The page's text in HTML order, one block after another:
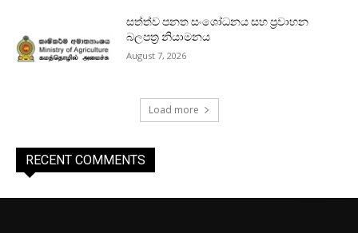
සත්ත්ව පනත සංශෝධනය සහ ප්‍රවාහන
බලපත්‍ර නියාමනය
August 7, 2026
Load more
RECENT COMMENTS